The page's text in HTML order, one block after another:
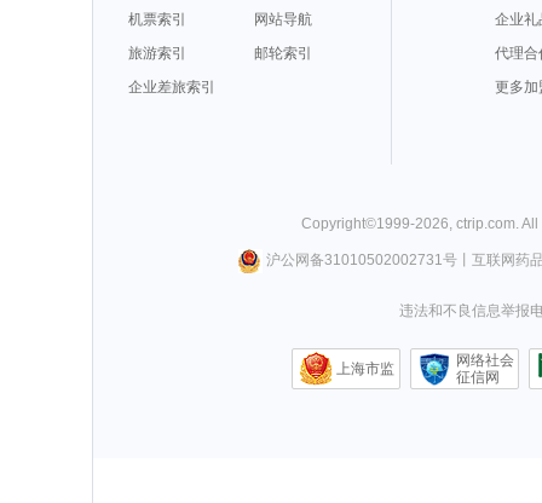
机票索引
网站导航
旅游索引
邮轮索引
企业差旅索引
企业礼
代理合
更多加
Copyright©1999-2026 ctrip.com .
沪公网备31010502002731号丨 互联网药
违法和不良信息举报
上海市监
网络社会
征信网